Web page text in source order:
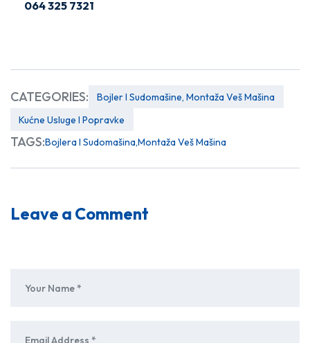
064 325 7321
CATEGORIES:
Bojler I Sudomašine, Montaža Veš Mašina
Kućne Usluge I Popravke
TAGS:Bojlera I SudomašinaMontaža Veš Mašina
Leave a Comment